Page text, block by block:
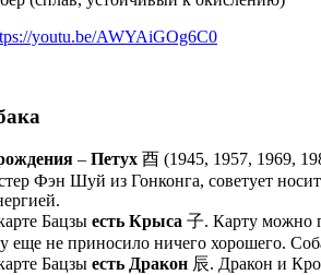
youtu.be/AWYAiGOg6C0
– Петух 酉 (1945, 1957, 1969,
Фэн Шуй из Гонконга, советует
Бацзы есть Крыса 子. Карту можно
еще не приносило ничего хорошего.
Бацзы есть Дракон 辰. Дракон и